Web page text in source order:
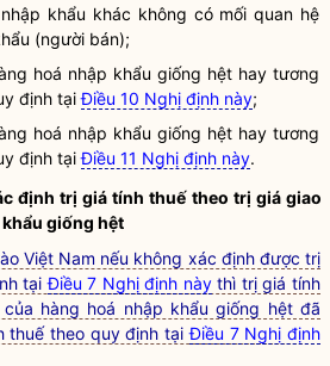
khẩu khác không có mối quan hệ
(người bán);
hoá nhập khẩu giống hệt hay tương
định tạiĐiều 10 Nghị định này;
hoá nhập khẩu giống hệt hay tương
định tạiĐiều 11 Nghị định này.
định trị giá tính thuế theo trị giá giao
giống hệt
Việt Nam nếu không xác định được trị
tạiĐiều 7 Nghị định nàythì trị giá tính
hàng hoá nhập khẩu giống hệt đã
thuế theo quy định tạiĐiều 7 Nghị định